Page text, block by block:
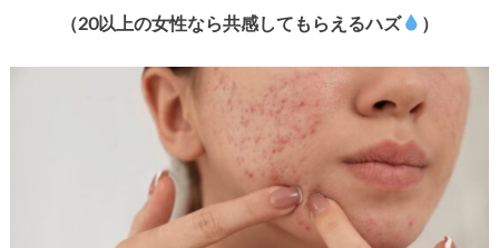
（20以上の女性なら共感してもらえるハズ ）